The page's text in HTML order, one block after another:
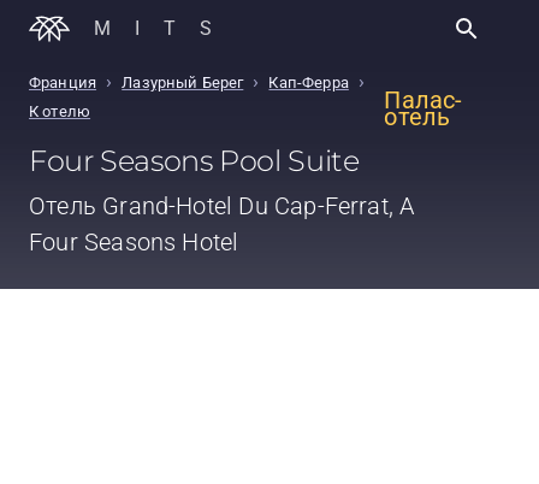
MITS
Палас-
отель
Франция › Лазурный Берег › Кап-Ферра ›
К отелю
Four Seasons Pool Suite
Отель Grand-Hotel Du Cap-Ferrat, A
Four Seasons Hotel